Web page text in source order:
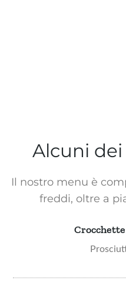
Alcuni
Il nostro menu è
freddi, oltre a